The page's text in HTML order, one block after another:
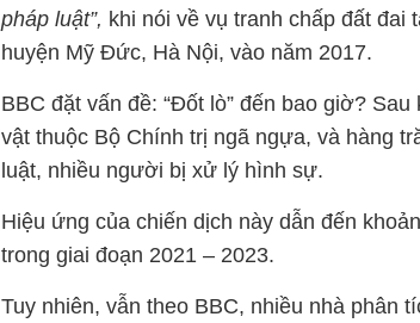
pháp luật”, khi nói về vụ tranh chấp đất đai
huyện Mỹ Đức, Hà Nội, vào năm 2017.
BBC đặt vấn đề: “Đốt lò” đến bao giờ?
vật thuộc Bộ Chính trị ngã ngựa, và hàng
luật, nhiều người bị xử lý hình sự.
Hiệu ứng của chiến dịch này dẫn đến
trong giai đoạn 2021 – 2023.
Tuy nhiên, vẫn theo BBC, nhiều nhà phân